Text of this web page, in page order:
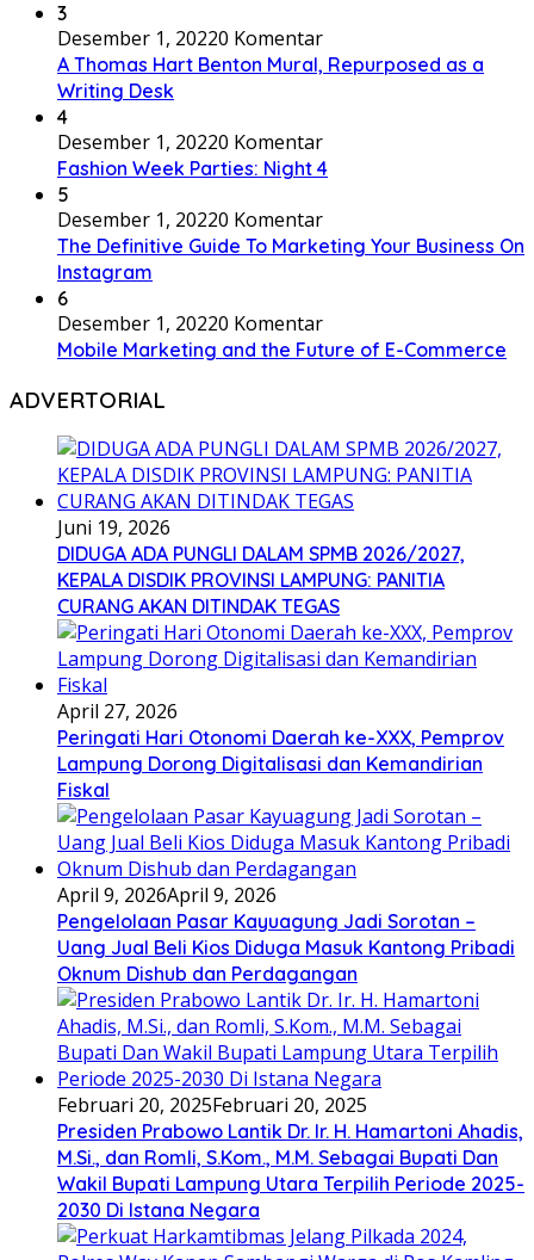
3
Desember 1, 20220 Komentar
A Thomas Hart Benton Mural, Repurposed as a
Writing Desk
4
Desember 1, 20220 Komentar
Fashion Week Parties: Night 4
5
Desember 1, 20220 Komentar
The Definitive Guide To Marketing Your Business On
Instagram
6
Desember 1, 20220 Komentar
Mobile Marketing and the Future of E-Commerce
ADVERTORIAL
Juni 19, 2026
DIDUGA ADA PUNGLI DALAM SPMB 2026/2027,
KEPALA DISDIK PROVINSI LAMPUNG: PANITIA
CURANG AKAN DITINDAK TEGAS
April 27, 2026
Peringati Hari Otonomi Daerah ke-XXX, Pemprov
Lampung Dorong Digitalisasi dan Kemandirian
Fiskal
April 9, 2026April 9, 2026
Pengelolaan Pasar Kayuagung Jadi Sorotan –
Uang Jual Beli Kios Diduga Masuk Kantong Pribadi
Oknum Dishub dan Perdagangan
Februari 20, 2025Februari 20, 2025
Presiden Prabowo Lantik Dr. Ir. H. Hamartoni Ahadis,
M.Si., dan Romli, S.Kom., M.M. Sebagai Bupati Dan
Wakil Bupati Lampung Utara Terpilih Periode 2025-
2030 Di Istana Negara